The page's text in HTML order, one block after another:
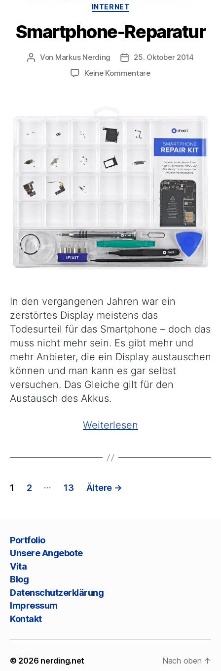
INTERNET
Smartphone-Reparatur
Beitragsautor
Von Markus Nerding Veröffentlichungsdatum
25. Oktober 2014
Keine Kommentarezu
In den vergangenen Jahren war ein
zerstörtes Display meistens das
Todesurteil für das Smartphone – doch das
muss nicht mehr sein. Es gibt mehr und
mehr Anbieter, die ein Display austauschen
können und man kann es gar selbst
versuchen. Das Gleiche gilt für den
Austausch des Akkus.
Weiterlesen
Seitennummerierung
1 2 … 13 Ältere →
Portfolio
Unsere Angebote
Vita
Blog
Datenschutzerklärung
Impressum
Kontakt
© 2026 nerding.net Nach oben ↑